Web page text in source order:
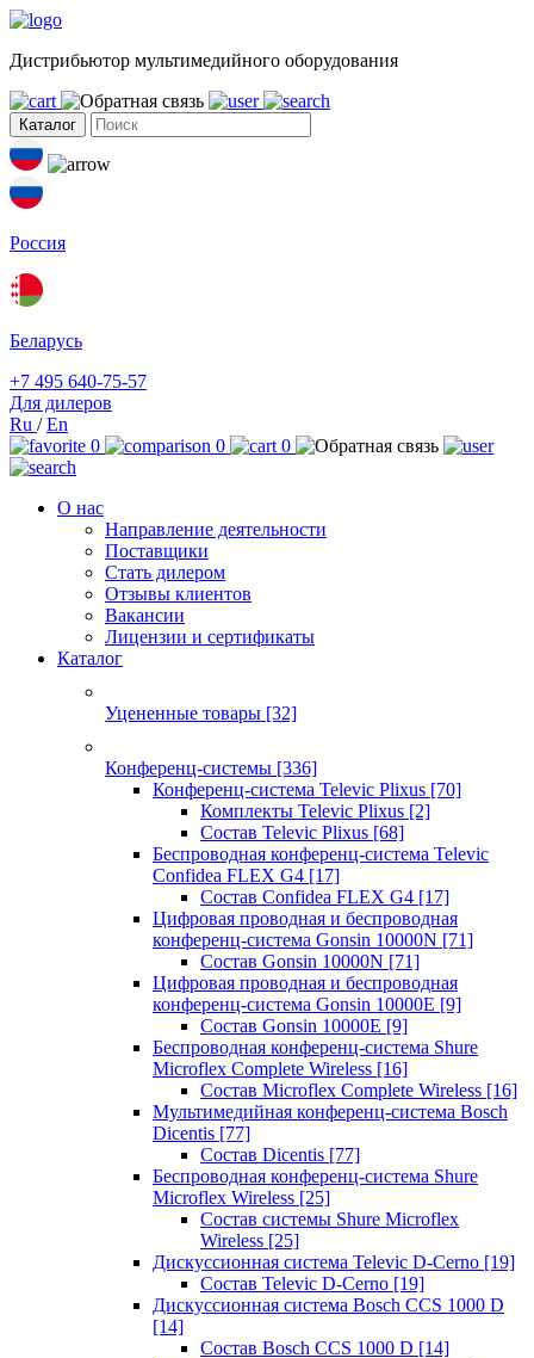
Дистрибьютор мультимедийного оборудования
Каталог
Россия
Беларусь
+7 495 640-75-57
Для дилеров
Ru /En
0
0 0
О нас
Направление деятельности
Поставщики
Стать дилером
Отзывы клиентов
Вакансии
Лицензии и сертификаты
Каталог
Уцененные товары [32]
Конференц-системы [336]
Конференц-система Televic Plixus [70]
Комплекты Televic Plixus [2]
Состав Televic Plixus [68]
Беспроводная конференц-система Televic
Confidea FLEX G4 [17]
Состав Confidea FLEX G4 [17]
Цифровая проводная и беспроводная
конференц-система Gonsin 10000N [71]
Состав Gonsin 10000N [71]
Цифровая проводная и беспроводная
конференц-система Gonsin 10000E [9]
Состав Gonsin 10000E [9]
Беспроводная конференц-система Shure
Microflex Complete Wireless [16]
Состав Microflex Complete Wireless [16]
Мультимедийная конференц-система Bosch
Dicentis [77]
Состав Dicentis [77]
Беспроводная конференц-система Shure
Microflex Wireless [25]
Состав системы Shure Microflex
Wireless [25]
Дискуссионная система Televic D-Cerno [19]
Состав Televic D-Cerno [19]
Дискуссионная система Bosch CCS 1000 D
[14]
Состав Bosch CCS 1000 D [14]